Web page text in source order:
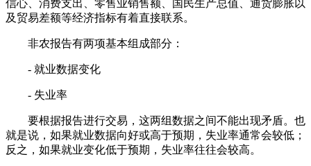
信心、消费支出、零售业销售额、国民生产总值、通货膨胀以
及贸易差额等经济指标有着直接联系。
非农报告有两项基本组成部分：
- 就业数据变化
- 失业率
要根据报告进行交易，这两组数据之间不能出现矛盾。也
就是说，如果就业数据向好或高于预期，失业率通常会较低；
反之，如果就业变化低于预期，失业率往往会较高。